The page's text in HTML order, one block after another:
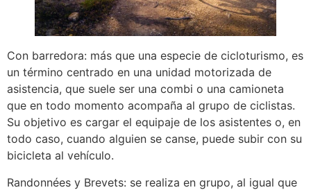
Con barredora: más que una especie de cicloturismo, es
un término centrado en una unidad motorizada de
asistencia, que suele ser una combi o una camioneta
que en todo momento acompaña al grupo de ciclistas.
Su objetivo es cargar el equipaje de los asistentes o, en
todo caso, cuando alguien se canse, puede subir con su
bicicleta al vehículo.
Randonnées y Brevets: se realiza en grupo, al igual que